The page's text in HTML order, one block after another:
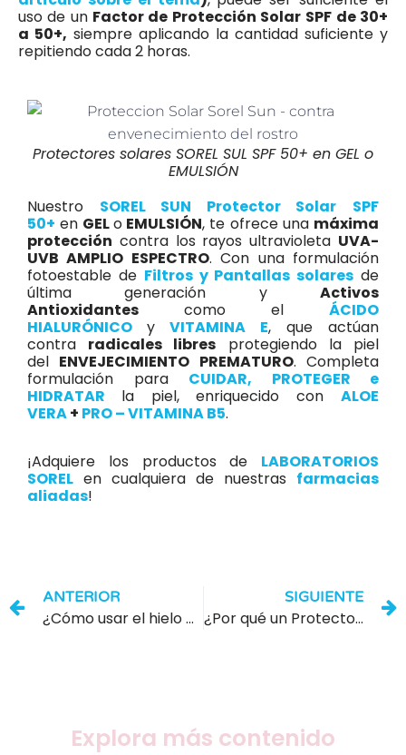
uso de un Factor de Protección Solar SPF de 30+
a 50+, siempre aplicando la cantidad suficiente y
repitiendo cada 2 horas.
Protectores solares SOREL SUL SPF 50+ en GEL o
EMULSIÓN
Nuestro SOREL SUN Protector Solar
SPF
50+ en GELoEMULSIÓN, te ofrece una máxima
protección contra los rayos ultravioleta UVA-
UVB AMPLIO ESPECTRO. Con una formulación
fotoestable de Filtros y Pantallas solares de
última generación y Activos
Antioxidantes como el ÁCIDO
HIALURÓNICO
y VITAMINA E, que actúan
contra radicales libres protegiendo la piel
del ENVEJECIMIENTO PREMATURO. Completa
formulación para CUIDAR, PROTEGER e
HIDRATAR
la piel, enriquecido conALOE
VERA+ PRO – VITAMINA B5.
¡Adquiere los productos de LABORATORIOS
SOREL en cualquiera de nuestras farmacias
aliadas!
ANTERIOR
¿Cómo usar el hielo en el rostro? Conoce 5 beneficios
SIGUIENTE
¿Por qué un Protector Solar en Gel puede ser blanco?
Explora más contenido